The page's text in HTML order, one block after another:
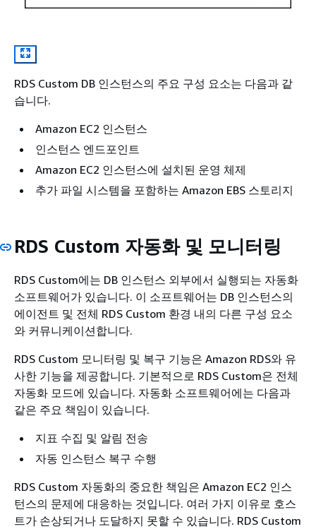
RDS Custom DB 인스턴스의 주요 구성 요소는 다음과 같
습니다.
Amazon EC2 인스턴스
인스턴스 엔드포인트
Amazon EC2 인스턴스에 설치된 운영 체제
추가 파일 시스템을 포함하는 Amazon EBS 스토리지
RDS Custom 자동화 및 모니터링
RDS Custom에는 DB 인스턴스 외부에서 실행되는 자동화
소프트웨어가 있습니다. 이 소프트웨어는 DB 인스턴스의
에이전트 및 전체 RDS Custom 환경 내의 다른 구성 요소
와 커뮤니케이션합니다.
RDS Custom 모니터링 및 복구 기능은 Amazon RDS와 유
사한 기능을 제공합니다. 기본적으로 RDS Custom은 전체
자동화 모드에 있습니다. 자동화 소프트웨어에는 다음과
같은 주요 책임이 있습니다.
지표 수집 및 알림 전송
자동 인스턴스 복구 수행
RDS Custom 자동화의 중요한 책임은 Amazon EC2 인스
턴스의 문제에 대응하는 것입니다. 여러 가지 이유로 호스
트가 손상되거나 도달하지 못할 수 있습니다. RDS Custom